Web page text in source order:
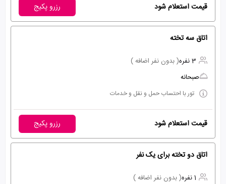
قیمت استعلام شود رزرو پکیج
اتاق سه تخته
3 نفره
( بدون نفر اضافه )
صبحانه
تور با احتساب حمل و نقل و خدمات
قیمت استعلام شود رزرو پکیج
اتاق دو تخته برای یک نفر
1 نفره
( بدون نفر اضافه )